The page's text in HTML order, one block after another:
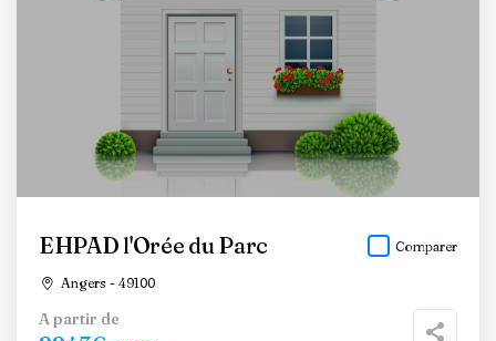
EHPAD l'Orée du Parc
Angers - 49100
Comparer
A partir de